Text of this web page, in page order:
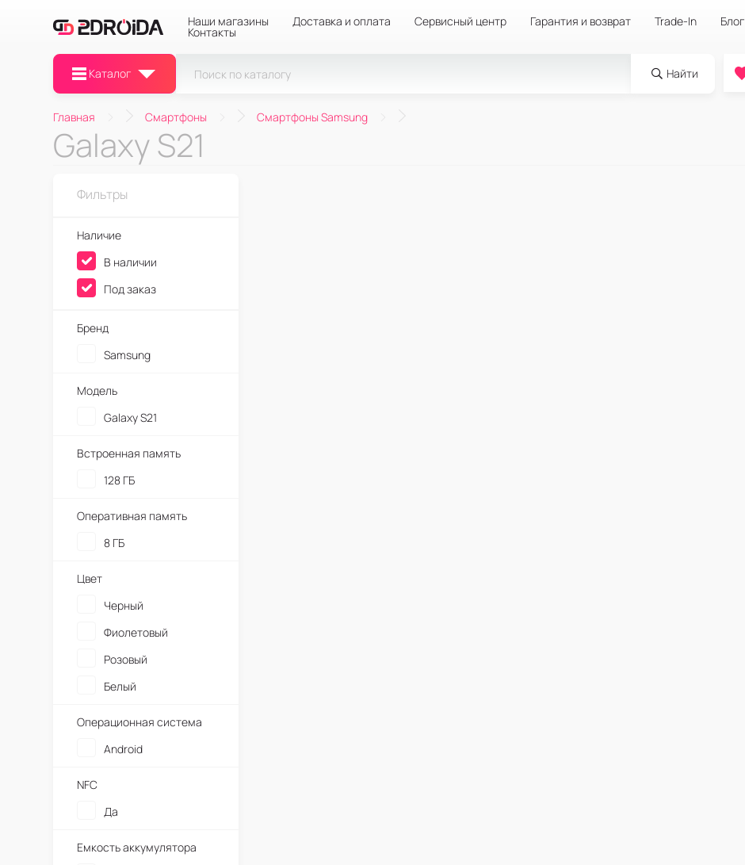
Наши магазины Доставка и оплата Сервисный центр Гарантия и возврат Trade-In Блог
Контакты
Каталог Найти
Главная Смартфоны Смартфоны Samsung
Galaxy S21
Фильтры
Наличие
В наличии
Под заказ
Бренд
Samsung
Модель
Galaxy S21
Встроенная память
128 ГБ
Оперативная память
8 ГБ
Цвет
Черный
Фиолетовый
Розовый
Белый
Операционная система
Android
NFC
Да
Емкость аккумулятора